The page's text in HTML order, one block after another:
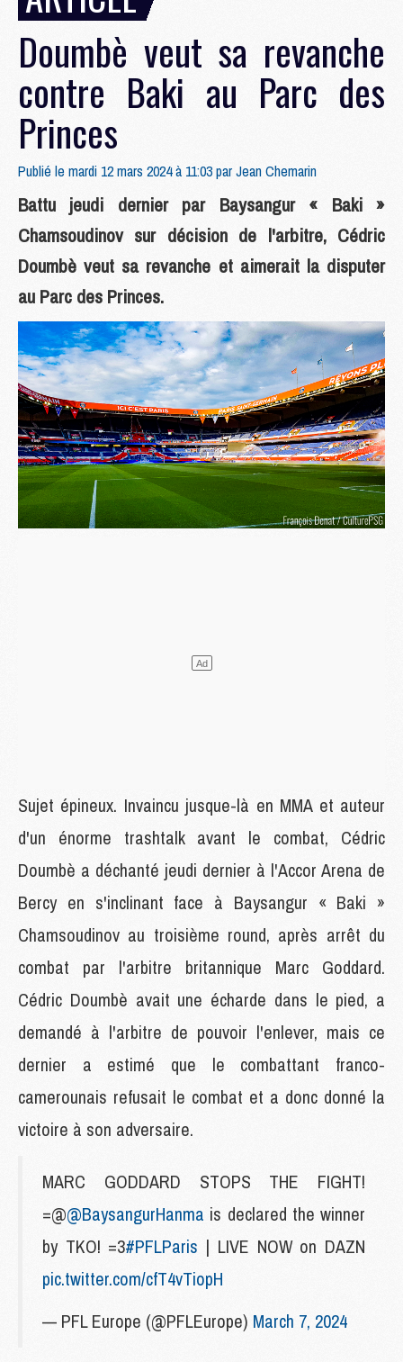
Doumbè veut sa revanche
contre Baki au Parc des
Princes
Publié le mardi 12 mars 2024 à 11:03 parJean Chemarin
Battu jeudi dernier par Baysangur « Baki »
Chamsoudinov sur décision de l'arbitre, Cédric
Doumbè veut sa revanche et aimerait la disputer
au Parc des Princes.
Sujet épineux. Invaincu jusque-là en MMA et auteur
d'un énorme trashtalk avant le combat, Cédric
Doumbè a déchanté jeudi dernier à l'Accor Arena de
Bercy en s'inclinant face à Baysangur « Baki »
Chamsoudinov au troisième round, après arrêt du
combat par l'arbitre britannique Marc Goddard.
Cédric Doumbè avait une écharde dans le pied, a
demandé à l'arbitre de pouvoir l'enlever, mais ce
dernier a estimé que le combattant franco-
camerounais refusait le combat et a donc donné la
victoire à son adversaire.
MARC GODDARD STOPS THE FIGHT!
=@@BaysangurHanma is declared the winner
by TKO! =3#PFLParis | LIVE NOW on DAZN
pic.twitter.com/cfT4vTiopH
— PFL Europe (@PFLEurope) March 7, 2024